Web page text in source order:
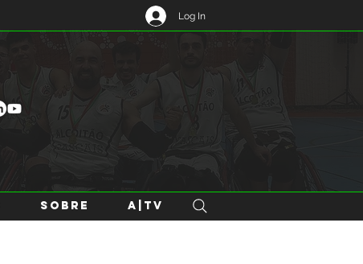
Log In
SOBRE A|TV